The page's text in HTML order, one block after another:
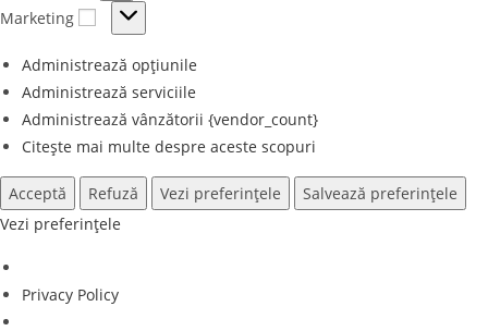
Marketing
Marketing
Administrează opțiunile
Administrează serviciile
Administrează vânzătorii {vendor_count}
Citește mai multe despre aceste scopuri
Acceptă Refuză Vezi preferințele
Salvează preferințele
Vezi preferințele
Privacy Policy